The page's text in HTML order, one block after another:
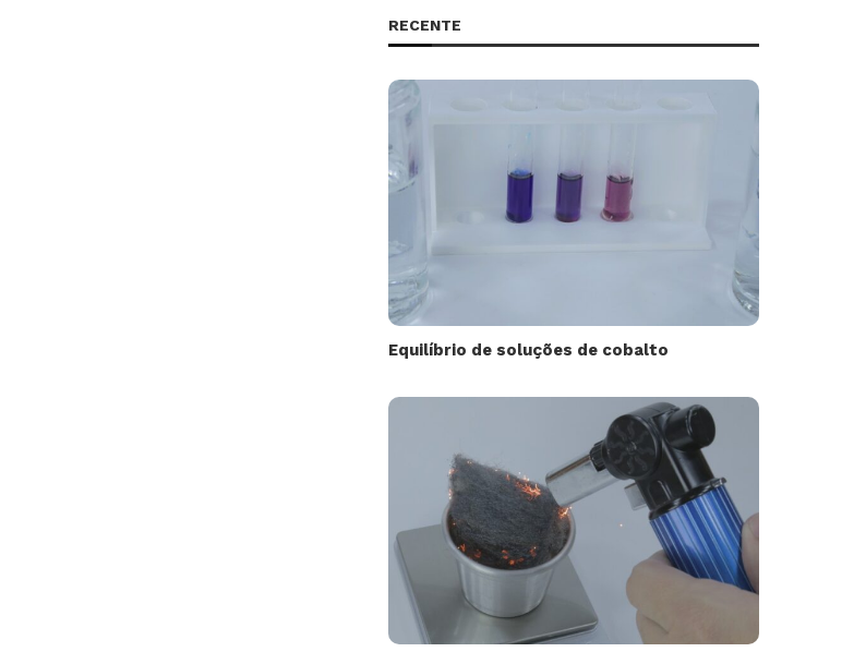
RECENTE
Equilíbrio de soluções de cobalto